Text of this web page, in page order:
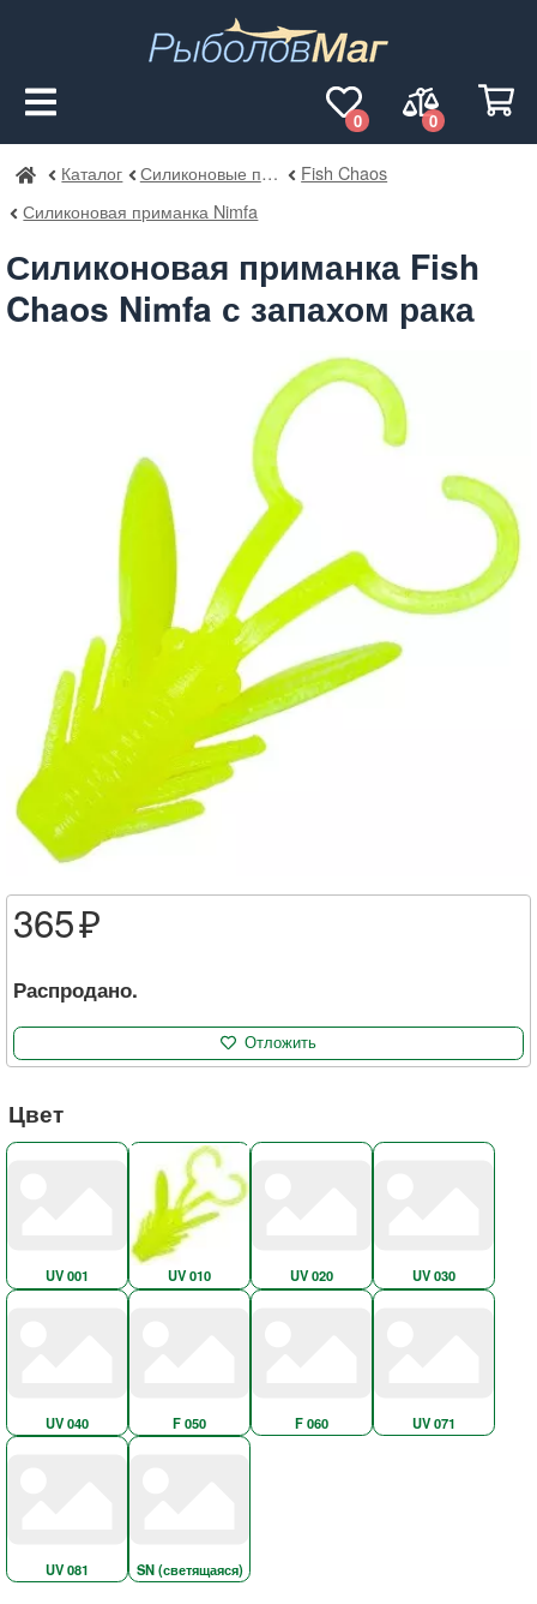
0
0
РыболовМаг
Каталог Силиконовые приманки
Fish Chaos
Силиконовая приманка Nimfa
Силиконовая приманка Fish
Chaos Nimfa с запахом рака
Цвет
UV 001 UV 010 UV 020 UV 030
UV 040 F 050 F 060 UV 071
UV 081 SN (светящаяся)
365
Распродано.
Отложить